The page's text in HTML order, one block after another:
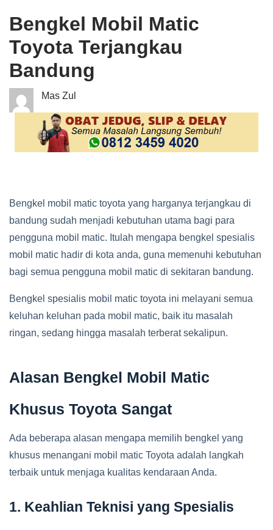
Bengkel Mobil Matic
Toyota Terjangkau
Bandung
Mas Zul
Bengkel mobil matic toyota yang harganya terjangkau di
bandung sudah menjadi kebutuhan utama bagi para
pengguna mobil matic. Itulah mengapa bengkel spesialis
mobil matic hadir di kota anda, guna memenuhi kebutuhan
bagi semua pengguna mobil matic di sekitaran bandung.
Bengkel spesialis mobil matic toyota ini melayani semua
keluhan keluhan pada mobil matic, baik itu masalah
ringan, sedang hingga masalah terberat sekalipun.
Alasan Bengkel Mobil Matic
Khusus Toyota Sangat
Ada beberapa alasan mengapa memilih bengkel yang
khusus menangani mobil matic Toyota adalah langkah
terbaik untuk menjaga kualitas kendaraan Anda.
1. Keahlian Teknisi yang Spesialis